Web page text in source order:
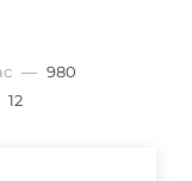
— 980
12